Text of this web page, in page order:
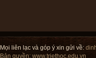
Mọi liên lạc và góp ý xin gửi về:
Bản quyền: www.triethoc.edu.vn